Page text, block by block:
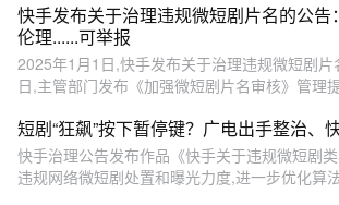
快手发布关于治理违规微短剧片名的公告
伦理......可举报
2025年1月1日,快手发布关于治理违规微短剧
日,主管部门发布《加强微短剧片名审核》管理
短剧“狂飙”按下暂停键？广电出手整治、
快手治理公告发布作品《快手关于违规微短剧
违规网络微短剧处置和曝光力度,进一步优化算